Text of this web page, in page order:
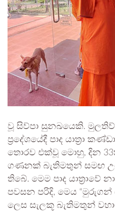
වූ සිව්පා සුනඛයෙකි.
ප්‍රදේශයේදී පාද යාත්‍රා
තොරව එක්වූ මොහු, දින
ගණනක් බැතිමතුන් සමඟ
තිබේ. මෙම පාද යාත්‍රාවේ
පවසන පරිදි, මෙය
ලෙස සැලකූ බැතිමතුන්